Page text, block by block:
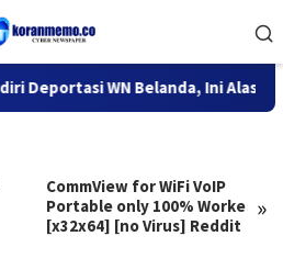
WN Belanda, Ini Alasannya
»
CommView for WiFi VoIP
Portable only 100% Worked
[x32x64] [no Virus] Reddit